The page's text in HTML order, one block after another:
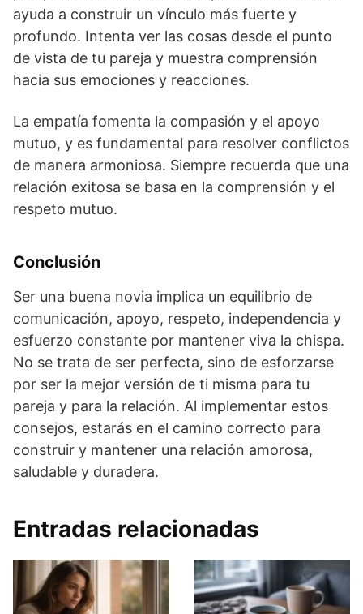
ayuda a construir un vínculo más fuerte y
profundo. Intenta ver las cosas desde el punto
de vista de tu pareja y muestra comprensión
hacia sus emociones y reacciones.
La empatía fomenta la compasión y el apoyo
mutuo, y es fundamental para resolver conflictos
de manera armoniosa. Siempre recuerda que una
relación exitosa se basa en la comprensión y el
respeto mutuo.
Conclusión
Ser una buena novia implica un equilibrio de
comunicación, apoyo, respeto, independencia y
esfuerzo constante por mantener viva la chispa.
No se trata de ser perfecta, sino de esforzarse
por ser la mejor versión de ti misma para tu
pareja y para la relación. Al implementar estos
consejos, estarás en el camino correcto para
construir y mantener una relación amorosa,
saludable y duradera.
Entradas relacionadas